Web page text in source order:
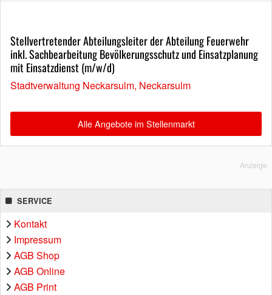
Stellvertretender Abteilungsleiter der Abteilung Feuerwehr
inkl. Sachbearbeitung Bevölkerungsschutz und Einsatzplanung
mit Einsatzdienst (m/w/d)
Stadtverwaltung Neckarsulm, Neckarsulm
Alle Angebote im Stellenmarkt
Anzeige
SERVICE
Kontakt
Impressum
AGB Shop
AGB Online
AGB Print